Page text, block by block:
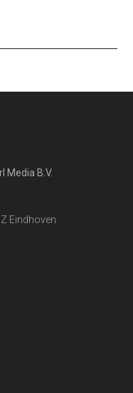
Media B.V.
Eindhoven